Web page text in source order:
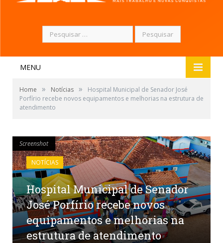
Pesquisar
por:
MENU
Home » Notícias »
Hospital Municipal de Senador José
Porfírio recebe novos equipamentos e melhorias na estrutura de
atendimento
Screenshot
NOTÍCIAS
Hospital Municipal de Senador
José Porfírio recebe novos
equipamentos e melhorias na
estrutura de atendimento
Screenshot